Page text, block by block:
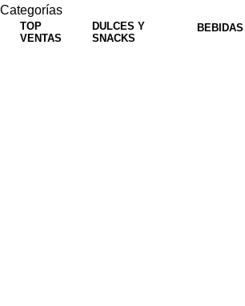
Categorías
TOP
VENTAS
DULCES Y
SNACKS
BEBIDAS